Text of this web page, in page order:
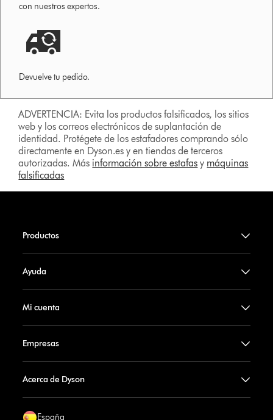
con nuestros expertos.
Devuelve tu pedido.
ADVERTENCIA: Evita los productos falsificados, los sitios
web y los correos electrónicos de suplantación de
identidad. Protégete de los estafadores comprando sólo
directamente en Dyson.es y en tiendas de terceros
autorizadas. Más información sobre estafas y máquinas
falsificadas
Productos
Ayuda
Mi cuenta
Empresas
Acerca de Dyson
España